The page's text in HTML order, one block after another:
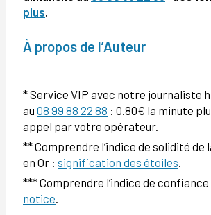
plus
À propos de l’Auteur
* Service VIP avec notre journaliste
au 08 99 88 22 88 : 0.80€ la minute
appel par votre opérateur.
** Comprendre l’indice de solidité de
en Or : signification des étoiles.
*** Comprendre l’indice de
notice.